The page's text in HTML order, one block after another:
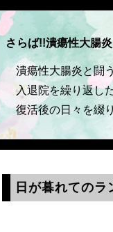
さらば!!潰瘍性大腸炎
潰瘍性大腸炎と闘
入退院を繰り返し
復活後の日々を綴
日が暮れてのラ